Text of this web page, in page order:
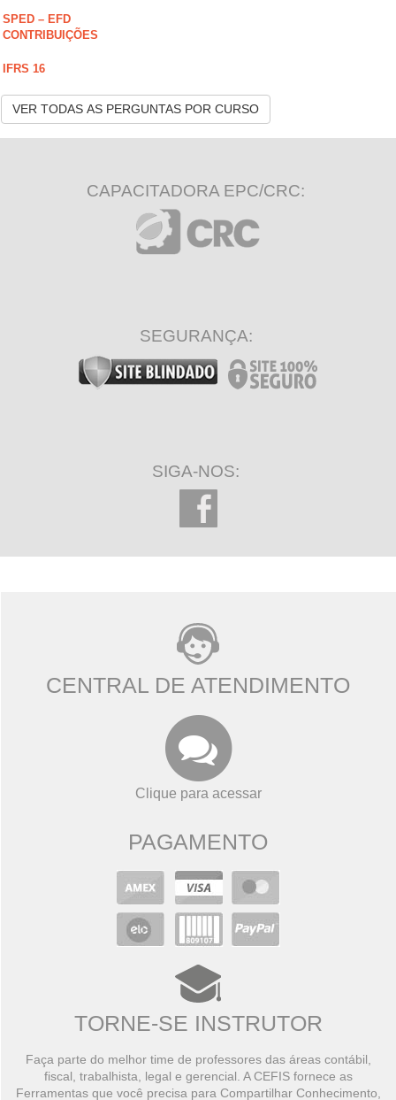
SPED – EFD
CONTRIBUIÇÕES
IFRS 16
VER TODAS AS PERGUNTAS POR CURSO
CAPACITADORA EPC/CRC:
SEGURANÇA:
SIGA-NOS:
CENTRAL DE ATENDIMENTO
Clique para acessar
PAGAMENTO
TORNE-SE INSTRUTOR
Faça parte do melhor time de professores das áreas contábil,
fiscal, trabalhista, legal e gerencial. A CEFIS fornece as
Ferramentas que você precisa para Compartilhar Conhecimento,